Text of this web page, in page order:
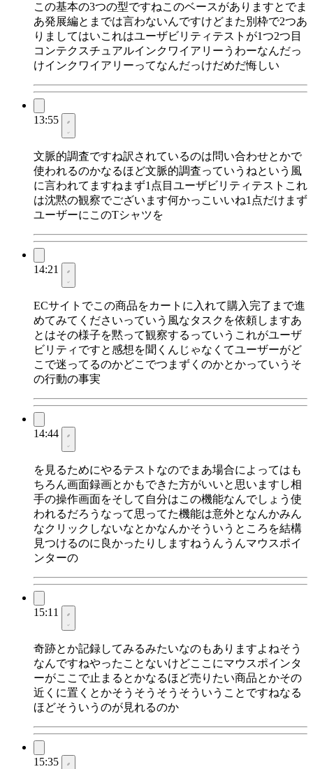
この基本の3つの型ですねこのベースがありますとでま
あ発展編とまでは言わないんですけどまた別枠で2つあ
りましてはいこれはユーザビリティテストが1つ2つ目
コンテクスチュアルインクワイアリーうわーなんだっ
けインクワイアリーってなんだっけだめだ悔しい
13:55
文脈的調査ですね訳されているのは問い合わせとかで
使われるのかなるほど文脈的調査っていうねという風
に言われてますねまず1点目ユーザビリティテストこれ
は沈黙の観察でございます何かっこいいね1点だけまず
ユーザーにこのTシャツを
14:21
ECサイトでこの商品をカートに入れて購入完了まで進
めてみてくださいっていう風なタスクを依頼しますあ
とはその様子を黙って観察するっていうこれがユーザ
ビリティですと感想を聞くんじゃなくてユーザーがど
こで迷ってるのかどこでつまずくのかとかっていうそ
の行動の事実
14:44
を見るためにやるテストなのでまあ場合によってはも
ちろん画面録画とかもできた方がいいと思いますし相
手の操作画面をそして自分はこの機能なんでしょう使
われるだろうなって思ってた機能は意外となんかみん
なクリックしないなとかなんかそういうところを結構
見つけるのに良かったりしますねうんうんマウスポイ
ンターの
15:11
奇跡とか記録してみるみたいなのもありますよねそう
なんですねやったことないけどここにマウスポインタ
ーがここで止まるとかなるほど売りたい商品とかその
近くに置くとかそうそうそうそういうことですねなる
ほどそういうのが見れるのか
15:35